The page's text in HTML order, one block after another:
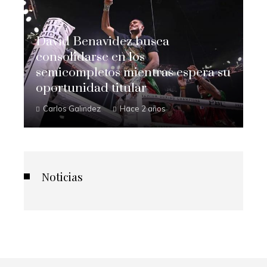
David Benavidez busca
consolidarse en los
semicompletos mientras espera su
oportunidad titular
Carlos Galindez Hace 2 años
Noticias